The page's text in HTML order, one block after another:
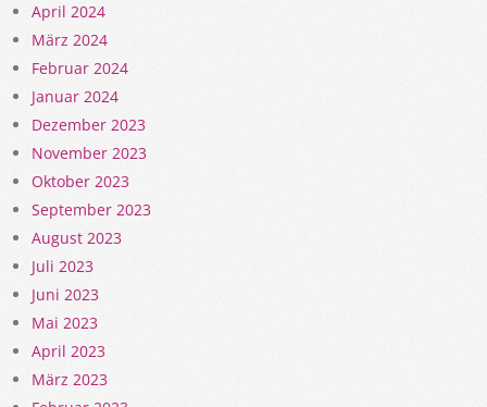
April 2024
März 2024
Februar 2024
Januar 2024
Dezember 2023
November 2023
Oktober 2023
September 2023
August 2023
Juli 2023
Juni 2023
Mai 2023
April 2023
März 2023